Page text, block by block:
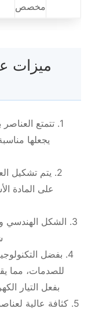
مخصص
1. تتمتع
يجعلها
2. يتم تشكيل
على المادة
3. الشكل الهندسي
4. بفضل
للصدمات، مما
بفعل التيار
5. كثافة عالية